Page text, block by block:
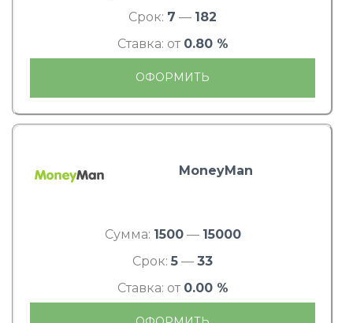
Срок: 7 — 182
Ставка: от 0.80 %
ОФОРМИТЬ
MoneyMan
Сумма: 1500— 15000
Срок: 5 — 33
Ставка: от 0.00 %